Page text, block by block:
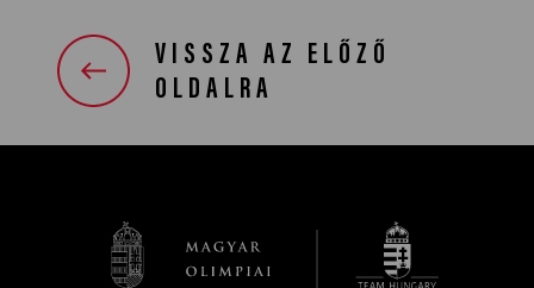
VISSZA AZ ELŐZŐ
OLDALRA